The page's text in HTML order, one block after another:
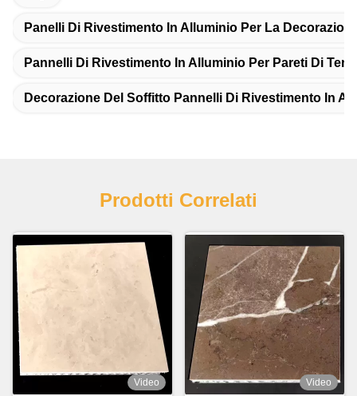
Panelli Di Rivestimento In Alluminio Per La
Pannelli Di Rivestimento In Alluminio Per Pareti Di
Decorazione Del Soffitto Pannelli Di Rivestimento In
Prodotti Correlati
Video Video